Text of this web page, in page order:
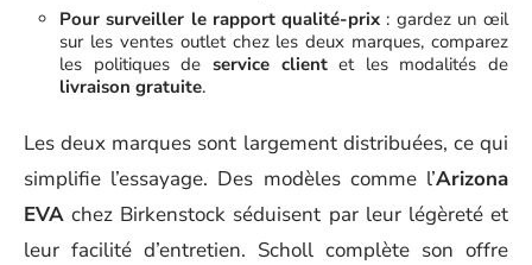
Pour surveiller le rapport qualité-prix : gardez un œil
sur les ventes outlet chez les deux marques, comparez
les politiques de service clientet les modalités de
livraison gratuite.
Les deux marques sont largement distribuées, ce qui
simplifie l’essayage. Des modèles comme l’Arizona
EVA chez Birkenstock séduisent par leur légèreté et
leur facilité d’entretien. Scholl complète son offre